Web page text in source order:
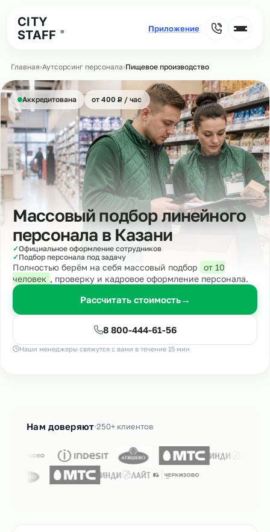
CITY
STAFF
®
Главная›Аутсорсинг персонала›Пищевое производство
Аккредитована от 400 ₽
Р/ час
Массовый подбор линейного
персонала в Казани
✓Официальное оформление сотрудников
✓Подбор персонала под задачу
Полностью берём на себя массовый подбор
от 10
человек , проверку и кадровое оформление персонала.
Рассчитать стоимость→
8 800-444-61-56
Наши менеджеры свяжутся с вами в течение 15 мин
Нам доверяют 250+ клиентов